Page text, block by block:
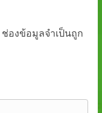
ช่องข้อมูลจำเป็นถูก